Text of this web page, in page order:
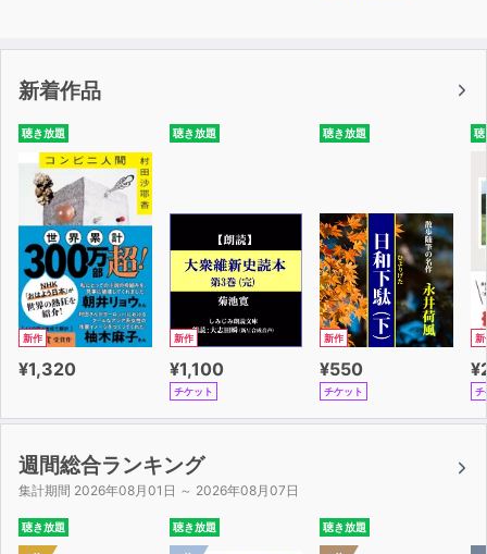
新着作品
聴き放題
新作
¥1,320
聴き放題
新作
¥1,100
チケット
聴き放題
新作
¥550
チケット
聴
新
チ
週間総合ランキング
集計期間 2026年08月01日 ～ 2026年08月07日
聴き放題 聴き放題 聴き放題